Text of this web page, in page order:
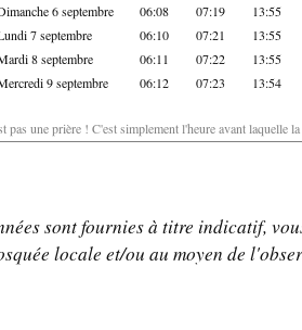
6 septembre 06:08 07:19 13:55
7 septembre 06:10 07:21 13:55
8 septembre 06:11 07:22 13:55
9 septembre 06:12 07:23 13:54
pas une prière ! C'est simplement l'heure avant laquelle
sont fournies à titre indicatif,
locale et/ou au moyen de